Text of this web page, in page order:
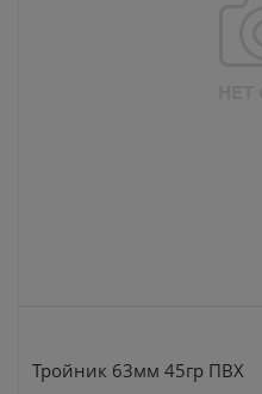
Тройник 63мм 45гр ПВХ